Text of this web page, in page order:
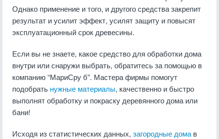
Однако применение и того, и другого средства закрепит
результат и усилит эффект, усилят защиту и повысят
эксплуатационный срок древесины.
Если вы не знаете, какое средство для обработки дома
внутри или снаружи выбрать, обратитесь за помощью в
компанию “МариСру б”. Мастера фирмы помогут
подобрать нужные материалы, качественно и быстро
выполнят обработку и покраску деревянного дома или
бани!
Исходя из статистических данных, загородные дома в